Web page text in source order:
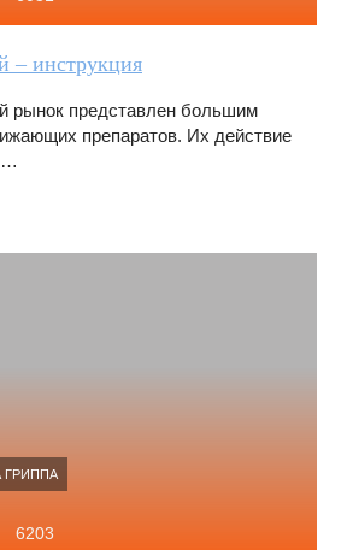
– инструкция
рынок представлен большим
препаратов. Их действие
ГРИППА
6203